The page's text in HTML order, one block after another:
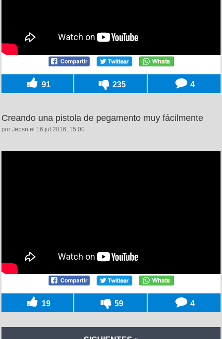
91 235 4
Creando una pistola de pegamento muy fácilmente
por Jepsn el 16 jul 2016, 15:00
19 59 4